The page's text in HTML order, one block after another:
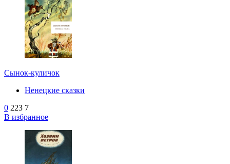
Сынок-куличок
Ненецкие сказки
0 223 7
В избранное